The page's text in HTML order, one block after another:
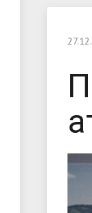
«НГПУ»
Оплата